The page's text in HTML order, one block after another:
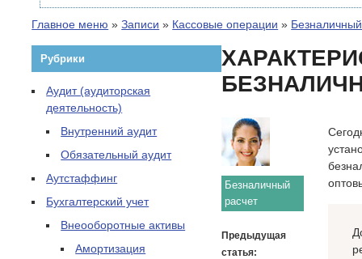
Главное меню »Записи » Кассовые операции »
Рубрики
Аудит (аудиторская
деятельность)
Внутренний аудит
Обязательный аудит
Аутстаффинг
Бухгалтерский учет
Внеооборотные активы
Амортизация
Безналичный
расчет
Предыдущая
статья: